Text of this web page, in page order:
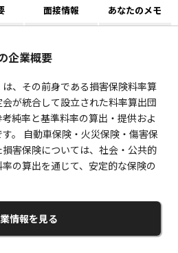
面接情報 あなたのメモ
企業概要
は、その前身である損害保険料率算
が統合して設立された料率算出団
純率と基準料率の算出・提供およ
。 自動車保険・火災保険・傷害保
害保険については、社会・公共的
の算出を通じて、安定的な保険の
情報を見る